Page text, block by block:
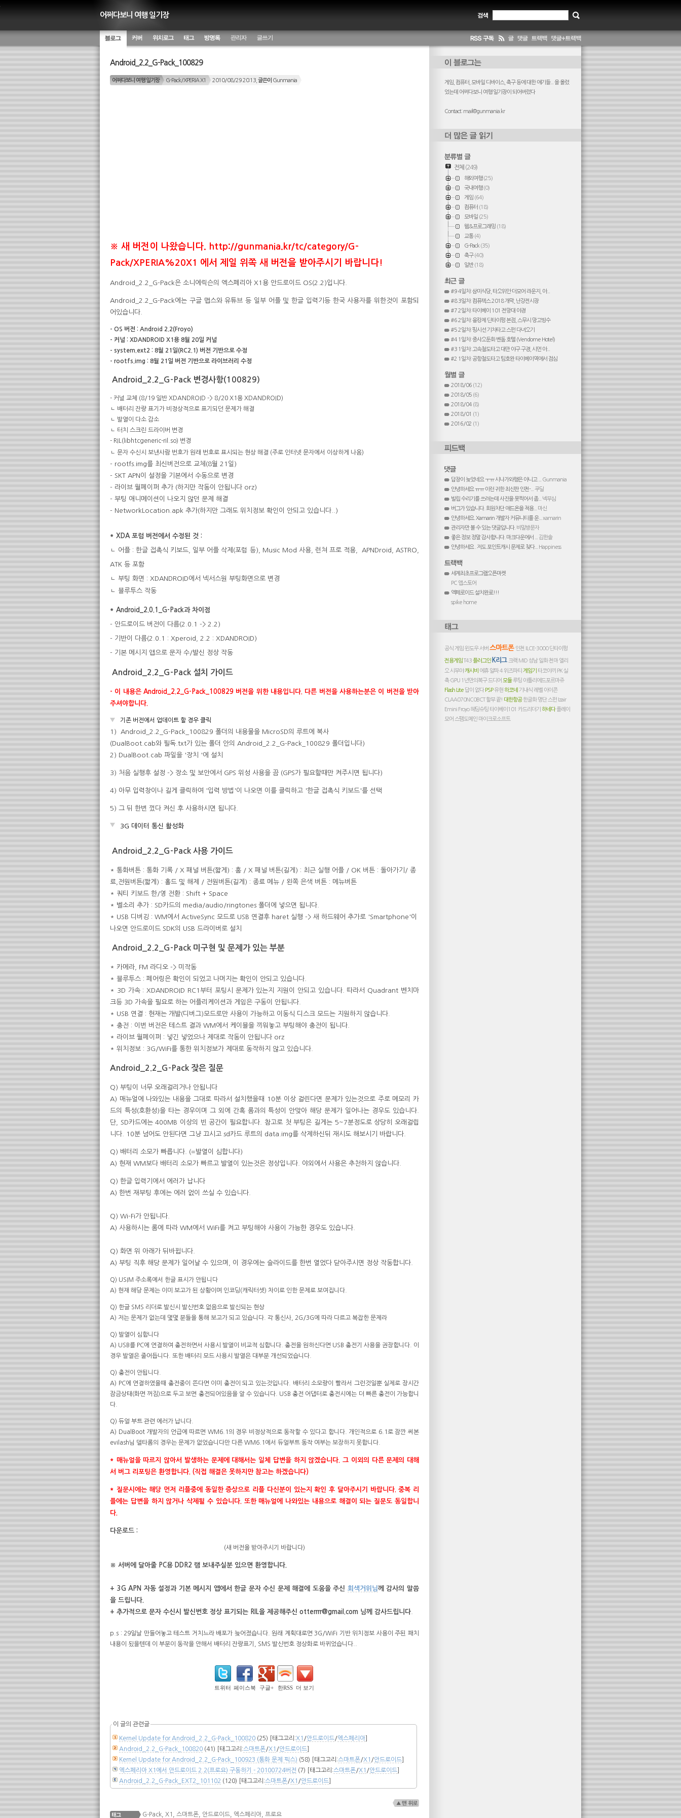
어쩌다보니 여행 일기장
름
Android_2.2_G-Pack_100829
어쩌다보니 여행 일기장 G-Pack/XPERIA X1 2010/08/29 20:13, 글쓴이 Gunmania
※ 새 버전이 나왔습니다. http://gunmania.kr/tc/category/G-
Pack/XPERIA%20X1 에서 제일 위쪽 새 버전을 받아주시기 바랍니다!
Android_2.2_G-Pack은 소니에릭슨의 엑스페리아 X1용 안드로이드 OS(2.2)입니다.
Android_2.2_G-Pack에는 구글 맵스와 유튜브 등 일부 어플 및 한글 입력기등 한국 사용자를 위한것이 포함되
어있습니다.
- OS 버전 : Android 2.2(Froyo)
- 커널 : XDANDROID X1용 8월 20일 커널
- system.ext2 : 8월 21일(RC2.1) 버전 기반으로 수정
- rootfs.img : 8월 21일 버전 기반으로 라이브러리 수정
Android_2.2_G-Pack 변경사항(100829)
- 커널 교체 (8/19 일반 XDANDROID -> 8/20 X1용 XDANDROID)
ㄴ 배터리 잔량 표기가 비정상적으로 표기되던 문제가 해결
ㄴ 발열이 다소 감소
ㄴ 터치 스크린 드라이버 변경
- RIL(libhtcgeneric-ril.so) 변경
ㄴ 문자 수신시 보낸사람 번호가 원래 번호로 표시되는 현상 해결 (주로 인터넷 문자에서 이상하게 나옴)
- rootfs.img를 최신버전으로 교체(8월 21일)
- SKT APN이 설정을 기본에서 수동으로 변경
- 라이브 월페이퍼 추가 (하지만 작동이 안됩니다 orz)
- 부팅 애니메이션이 나오지 않던 문제 해결
- NetworkLocation.apk 추가(하지만 그래도 위치정보 확인이 안되고 있습니다..)
* XDA 포럼 버전에서 수정된 것 :
ㄴ 어플 : 한글 접촉식 키보드, 일부 어플 삭제(포럼 등), Music Mod 사용, 런쳐 프로 적용, APNDroid, ASTRO,
ATK 등 포함
ㄴ 부팅 화면 : XDANDROID에서 넥서스원 부팅화면으로 변경
ㄴ 블루투스 작동
* Android_2.0.1_G-Pack과 차이점
- 안드로이드 버전이 다름(2.0.1 -> 2.2)
- 기반이 다름(2.0.1 : Xperoid, 2.2 : XDANDROID)
- 기본 메시지 앱으로 문자 수/발신 정상 작동
Android_2.2_G-Pack 설치 가이드
- 이 내용은 Android_2.2_G-Pack_100829 버전을 위한 내용입니다. 다른 버전을 사용하는분은 이 버전을 받아
주셔야합니다.
기존 버전에서 업데이트 할 경우 클릭
1) Android_2.2_G-Pack_100829 폴더의 내용물을 MicroSD의 루트에 복사
(DualBoot.cab와 필독.txt가 있는 폴더 안의 Android_2.2_G-Pack_100829 폴더입니다)
2) DualBoot.cab 파일을 '장치 '에 설치
3) 처음 실행후 설정 -> 장소 및 보안에서 GPS 위성 사용을 끔 (GPS가 필요할때만 켜주시면 됩니다)
4) 아무 입력창이나 길게 클릭하여 '입력 방법'이 나오면 이를 클릭하고 '한글 접촉식 키보드'를 선택
5) 그 뒤 한번 껐다 켜신 후 사용하시면 됩니다.
3G 데이터 통신 활성화
Android_2.2_G-Pack 사용 가이드
* 통화버튼 : 통화 기록 / X 패널 버튼(짧게) : 홈 / X 패널 버튼(길게) : 최근 실행 어플 / OK 버튼 : 돌아가기/ 종
료,전원버튼(짧게) : 홀드 및 해제 / 전원버튼(길게) : 종료 메뉴 / 왼쪽 은색 버튼 : 메뉴버튼
* 쿼티 키보드 한/영 전환 : Shift + Space
* 벨소리 추가 : SD카드의 media/audio/ringtones 폴더에 넣으면 됩니다.
* USB 디버깅 : WM에서 ActiveSync 모드로 USB 연결후 haret 실행 -> 새 하드웨어 추가로 'Smartphone'이
나오면 안드로이드 SDK의 USB 드라이버로 설치
Android_2.2_G-Pack 미구현 및 문제가 있는 부분
* 카메라, FM 라디오 -> 미작동
* 블루투스 : 페어링은 확인이 되었고 나머지는 확인이 안되고 있습니다.
* 3D 가속 : XDANDROID RC1부터 포팅시 문제가 있는지 지원이 안되고 있습니다. 따라서 Quadrant 벤치마
크등 3D 가속을 필요로 하는 어플리케이션과 게임은 구동이 안됩니다.
* USB 연결 : 현재는 개발(디버그)모드로만 사용이 가능하고 이동식 디스크 모드는 지원하지 않습니다
* 충전 : 이번 버전은 테스트 결과 WM에서 케이블을 끼워놓고 부팅해야 충전이 됩니다.
* 라이브 월페이퍼 : 넣긴 넣었으나 제대로 작동이 안됩니다 orz
* 위치정보 : 3G/WiFi를 통한 위치정보가 제대로 동작하지 않고 있습니다.
Android_2.2_G-Pack 잦은 질문
Q) 부팅이 너무 오래걸리거나 안됩니다
A) 매뉴얼에 나와있는 내용을 그대로 따라서 설치했을때 10분 이상 걸린다면 문제가 있는것으로 주로 메모리 카
드의 특성(호환성)을 타는 경우이며 그 외에 간혹 롬과의 특성이 안맞아 해당 문제가 일어나는 경우도 있습니다.
단, SD카드에는 400MB 이상의 빈 공간이 필요합니다. 참고로 첫 부팅은 길게는 5~7분정도로 상당히 오래걸립
니다. 10분 넘어도 안된다면 그냥 끄시고 sd카드 루트의 data.img를 삭제하신뒤 재시도 해보시기 바랍니다.
Q) 배터리 소모가 빠릅니다. (=발열이 심합니다)
A) 현재 WM보다 배터리 소모가 빠르고 발열이 있는것은 정상입니다. 야외에서 사용은 추천하지 않습니다.
Q) 한글 입력기에서 에러가 납니다
A) 한번 재부팅 후에는 에러 없이 쓰실 수 있습니다.
Q) Wi-Fi가 안됩니다.
A) 사용하시는 롬에 따라 WM에서 WiFi를 켜고 부팅해야 사용이 가능한 경우도 있습니다.
Q) 화면 위 아래가 뒤바뀝니다.
A) 부팅 직후 해당 문제가 일어날 수 있으며, 이 경우에는 슬라이드를 한번 열었다 닫아주시면 정상 작동합니다.
Q) USIM 주소록에서 한글 표시가 안됩니다
A) 현재 해당 문제는 이미 보고가 된 상황이며 인코딩(캐릭터셋) 차이로 인한 문제로 보여집니다.
Q) 한글 SMS 리더로 발신시 발신번호 없음으로 발신되는 현상
A) 저는 문제가 없는데 몇몇 분들을 통해 보고가 되고 있습니다. 각 통신사, 2G/3G에 따라 다르고 복잡한 문제라
Q) 발열이 심합니다
A) USB를 PC에 연결하여 충전하면서 사용시 발열이 비교적 심합니다. 충전을 원하신다면 USB 충전기 사용을 권장합니다. 이
경우 발열은 줄어듭니다. 또한 배터리 모드 사용시 발열은 대부분 개선되었습니다.
Q) 충전이 안됩니다.
A) PC에 연결하였을때 충전중이 뜬다면 이미 충전이 되고 있는것입니다. 배터리 소모량이 빨라서 그런것일뿐 실제로 장시간
잠금상태(화면 꺼짐)으로 두고 보면 충전되어있음을 알 수 있습니다. USB 충전 어댑터로 충전시에는 더 빠른 충전이 가능합니
다.
Q) 듀얼 부트 관련 에러가 납니다.
A) DualBoot 개발자의 언급에 따르면 WM6.1의 경우 비정상적으로 동작할 수 있다고 합니다. 개인적으로 6.1로 잠깐 써본
evilash님 델타롬의 경우는 문제가 없었습니다만 다른 WM6.1에서 듀얼부트 동작 여부는 보장하지 못합니다.
* 매뉴얼을 따르지 않아서 발생하는 문제에 대해서는 일체 답변을 하지 않겠습니다. 그 이외의 다른 문제의 대해
서 버그 리포팅은 환영합니다. (직접 해결은 못하지만 참고는 하겠습니다)
* 질문시에는 해당 먼저 리플중에 동일한 증상으로 리플 다신분이 있는지 확인 후 달아주시기 바랍니다. 중복 리
플에는 답변을 하지 않거나 삭제될 수 있습니다. 또한 매뉴얼에 나와있는 내용으로 해결이 되는 질문도 동일합니
다.
다운로드 :
(새 버전을 받아주시기 바랍니다)
※ 서버에 달아줄 PC용 DDR2 램 보내주실분 있으면 환영합니다.
+ 3G APN 자동 설정과 기본 메시지 앱에서 한글 문자 수신 문제 해결에 도움을 주신 회색거위님께 감사의 말씀
을 드립니다.
+ 추가적으로 문자 수신시 발신번호 정상 표기되는 RIL을 제공해주신 otterrrr@gmail.com 님께 감사드립니다
p.s : 29일날 만들어놓고 테스트 거치느라 배포가 늦어졌습니다. 원래 계획대로면 3G/WiFi 기반 위치정보 사용이 주된 패치
내용이 됬을텐데 이 부분이 동작을 안해서 배터리 잔량표기, SMS 발신번호 정상화로 바뀌었습니다..
트위터 페이스북 구글+ 한RSS 더 보기
이 글의 관련글
Kernel Update for Android_2.2_G-Pack_100820 (25) [태그고리:X1 /안드로이드/엑스페리아
Android_2.2_G-Pack_100820 (41) [태그고리:스마트폰/X1 /안드로이드
Kernel Update for Android_2.2_G-Pack_100923 (통화 문제 픽스) (58) [태그고리:스마트폰/X1 /안드로이드
엑스페리아 X1에서 안드로이드 2.2(프로요) 구동하기 - 20100724버전 (7) [태그고리:스마트폰/X1 /안드로이드
Android_2.2_G-Pack_EXT2_101102 (120) [태그고리:스마트폰/X1 /안드로이드
G-Pack X1 스마트폰 안드로이드 엑스페리아 프로요
게임, 컴퓨터, 모바일 디바이스, 축구 등에 대한 얘기들... 을 올렸
었는데 어쩌다보니 여행 일기장이 되어버렸다
Contact: mail@gunmania.kr
전체 (249)
해외여행(25)
국내여행(0)
게임 (64)
컴퓨터 (18)
모바일 (25)
웹&프로그래밍 (18)
교통(4)
G-Pack (35)
축구(40)
일반(18)
#9 4일차: 삼미식당, 타오위안 더모어 라운지, 아...
#8 3일차: 컴퓨텍스 2018 개막, 난강전시장
#7 2일차: 타이베이 101 전망대 야경
#6 2일차: 융캉제 딘타이펑 본점, 스무시 망고빙수
#5 2일차: 핑시선 기차타고 스펀 다녀오기
#4 1일차: 중샤오둔화 벤돔 호텔 (Vendome Hotel)
#3 1일차: 고속철도타고 대만 야구 구경, 시먼 아...
#2 1일차: 공항철도타고 팀호완 타이베이역에서 점심
2018/06 (12)
2018/05 (6)
2018/04 (8)
2018/01 (1)
2016/02 (1)
답장이 늦었네요 ㅜㅠ 시나가와행은 아니고 ...
Gunmania
안녕하세요 ㅠㅠ 이런 귀한 최신판 인천-...
쿠딜
빌립 수리기를 쓰려는데 사진을 못찍어서 좀...
넥부심
버그가 있습니다. 회원차단 애드온을 적용...
마신
안녕하세요. Xamarin 개발자 커뮤니티를 운...
xamarin
관리자만 볼 수 있는 댓글입니다. 비밀방문자
좋은 정보 정말 감사합니다. 마크다운에서 ...
김한솔
안녕하세요 . 저도 포인트캐시 문제로 찾다...
Happiness
세계최초프로그램오픈마켓
PC 앱스토어
엑페로이드 설치완료!!!
spike home
공식 게임윈도우 서버 스마트폰 인천 ILCE-3000딘타이펑
전용게임T43플러그인 K리그 크랙 MID 성남 일화 천마엘리
오 시부야캐시비 에휴알파 4위즈파티 게임기 타코야끼 PK 실
축GPU 1년만의복구 드디어 모듈루팅 아틀리에드포르마쥬
Flash Lite 답이 없다 PSP유현하코네 기내식 레벨 아이콘
CLAA070NC0BCT할부 끝! 대한항공한글화명단스펀 Izair
Emini Froyo헤딩슈팅 타이베이101 카드리더기 하네다플레이
모어 스팸도메인 마이크로소프트